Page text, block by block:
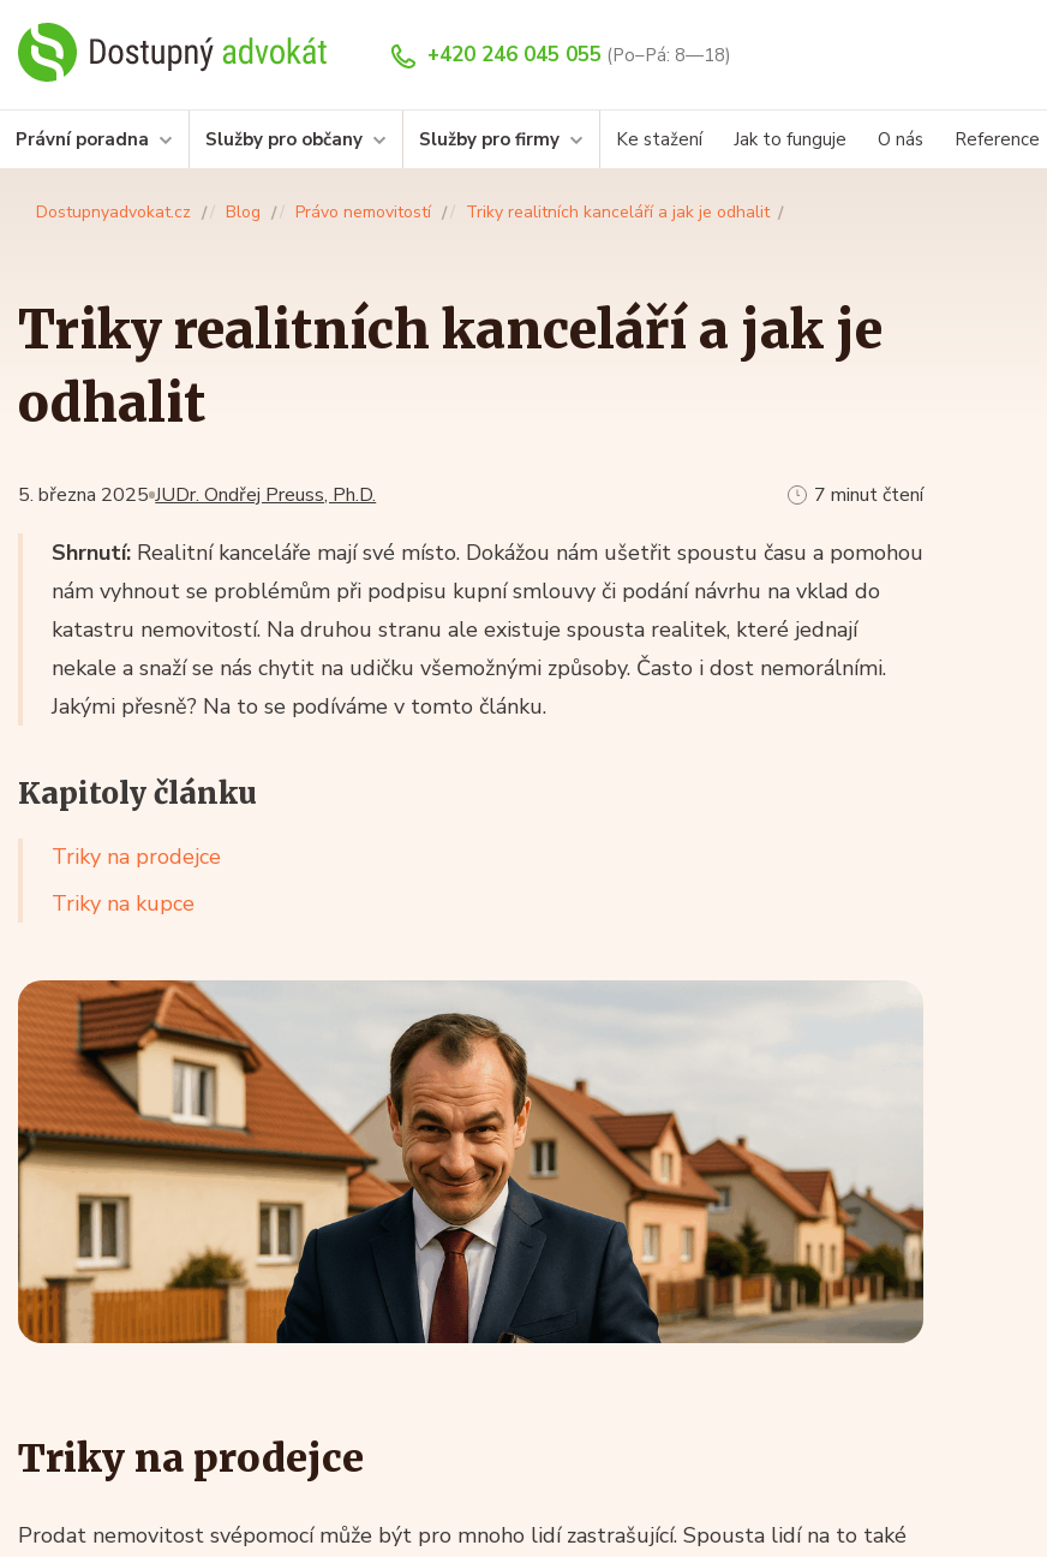
+420 246 045 055 (Po–Pá: 8—18)
Právní poradna Služby pro občany Služby pro firmy Ke stažení Jak to funguje O nás Reference
Dostupnyadvokat.cz Blog Právo nemovitostí Triky realitních kanceláří a jak je odhalit
Triky realitních kanceláří a jak je
odhalit
JUDr. Ondřej Preuss, Ph.D.
5. března 2025 7 minut čtení
Shrnutí: Realitní kanceláře mají své místo. Dokážou nám ušetřit spoustu času a pomohou
nám vyhnout se problémům při podpisu kupní smlouvy či podání návrhu na vklad do
katastru nemovitostí. Na druhou stranu ale existuje spousta realitek, které jednají
nekale a snaží se nás chytit na udičku všemožnými způsoby. Často i dost nemorálními.
Jakými přesně? Na to se podíváme v tomto článku.
Kapitoly článku
Triky na prodejce
Triky na kupce
Triky na prodejce
Prodat nemovitost svépomocí může být pro mnoho lidí zastrašující. Spousta lidí na to také